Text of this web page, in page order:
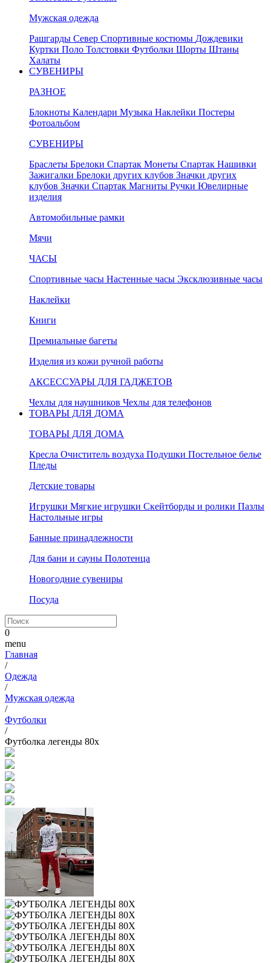
Мужская одежда
Рашгарды Север Спортивные костюмы Дождевики
Куртки Поло Толстовки Футболки Шорты Штаны
Халаты
СУВЕНИРЫ
РАЗНОЕ
Блокноты Календари Музыка Наклейки Постеры
Фотоальбом
СУВЕНИРЫ
Браслеты Брелоки Спартак Монеты Спартак Нашивки
Зажигалки Брелоки других клубов Значки других
клубов Значки Спартак Магниты Ручки Ювелирные
изделия
Автомобильные рамки
Мячи
ЧАСЫ
Спортивные часы Настенные часы Эксклюзивные часы
Наклейки
Книги
Премиальные багеты
Изделия из кожи ручной работы
АКСЕССУАРЫ ДЛЯ ГАДЖЕТОВ
Чехлы для наушников Чехлы для телефонов
ТОВАРЫ ДЛЯ ДОМА
ТОВАРЫ ДЛЯ ДОМА
Кресла Очиститель воздуха Подушки Постельное белье
Пледы
Детские товары
Игрушки Мягкие игрушки Скейтборды и ролики Пазлы
Настольные игры
Банные принадлежности
Для бани и сауны Полотенца
Новогодние сувениры
Посуда
0
menu
Главная
/
Одежда
/
Мужская одежда
/
Футболки
/
Футболка легенды 80х